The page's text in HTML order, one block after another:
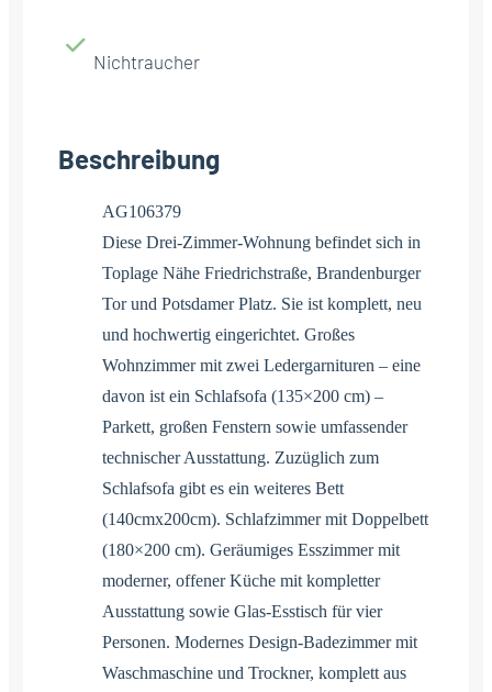
Nichtraucher
Beschreibung
AG106379
Diese Drei-Zimmer-Wohnung befindet sich in
Toplage Nähe Friedrichstraße, Brandenburger
Tor und Potsdamer Platz. Sie ist komplett, neu
und hochwertig eingerichtet. Großes
Wohnzimmer mit zwei Ledergarnituren – eine
davon ist ein Schlafsofa (135×200 cm) –
Parkett, großen Fenstern sowie umfassender
technischer Ausstattung. Zuzüglich zum
Schlafsofa gibt es ein weiteres Bett
(140cmx200cm). Schlafzimmer mit Doppelbett
(180×200 cm). Geräumiges Esszimmer mit
moderner, offener Küche mit kompletter
Ausstattung sowie Glas-Esstisch für vier
Personen. Modernes Design-Badezimmer mit
Waschmaschine und Trockner, komplett aus